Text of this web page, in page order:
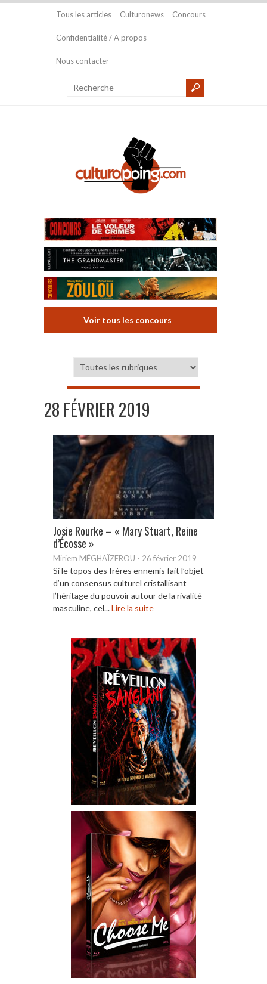
Tous les articles Culturonews Concours
Confidentialité / A propos
Nous contacter
Voir tous les concours
28 FÉVRIER 2019
Josie Rourke – « Mary Stuart, Reine
d’Écosse »
Miriem MÉGHAÏZEROU - 26 février 2019
Si le topos des frères ennemis fait l’objet
d’un consensus culturel cristallisant
l’héritage du pouvoir autour de la rivalité
masculine, cel...Lire la suite